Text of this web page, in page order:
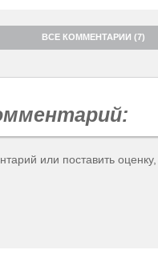
ВСЕ КОММЕНТАРИИ (7)
или поставить